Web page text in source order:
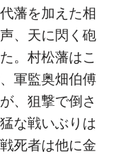
藩を加えた相
、天に閃く砲
。村松藩はこ
軍監奥畑伯傅
、狙撃で倒さ
な戦いぶりは
死者は他に金